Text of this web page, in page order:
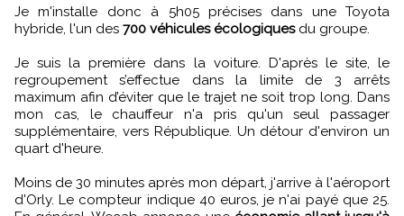
Je m'installe donc à 5h05 précises dans une Toyota
hybride, l'un des 700 véhicules écologiquesdu groupe.
Je suis la première dans la voiture. D'après le site, le
regroupement s’effectue dans la limite de 3 arrêts
maximum afin d’éviter que le trajet ne soit trop long. Dans
mon cas, le chauffeur n'a pris qu'un seul passager
supplémentaire, vers République. Un détour d'environ un
quart d'heure.
Moins de 30 minutes après mon départ, j'arrive à l'aéroport
d'Orly. Le compteur indique 40 euros, je n'ai payé que 25.